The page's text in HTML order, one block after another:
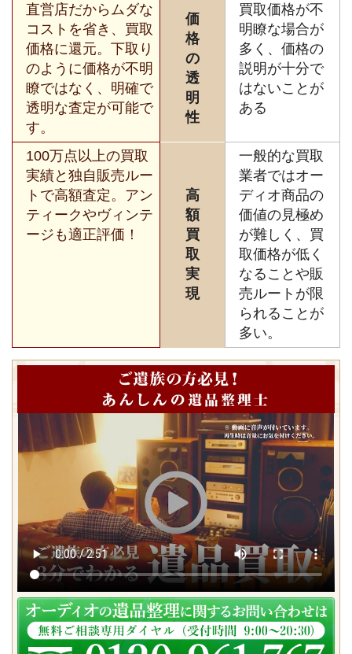
直営店だからムダな
コストを省き、買取
価格に還元。下取り
のように価格が不明
瞭ではなく、明確で
透明な査定が可能で
す。
価
格
の
透
明
性
買取価格が不
明瞭な場合が
多く、価格の
説明が十分で
はないことが
ある
100万点以上の買取
実績と独自販売ルー
トで高額査定。アン
ティークやヴィンテ
ージも適正評価！
高
額
買
取
実
現
一般的な買取
業者ではオー
ディオ商品の
価値の見極め
が難しく、買
取価格が低く
なることや販
売ルートが限
られることが
多い。